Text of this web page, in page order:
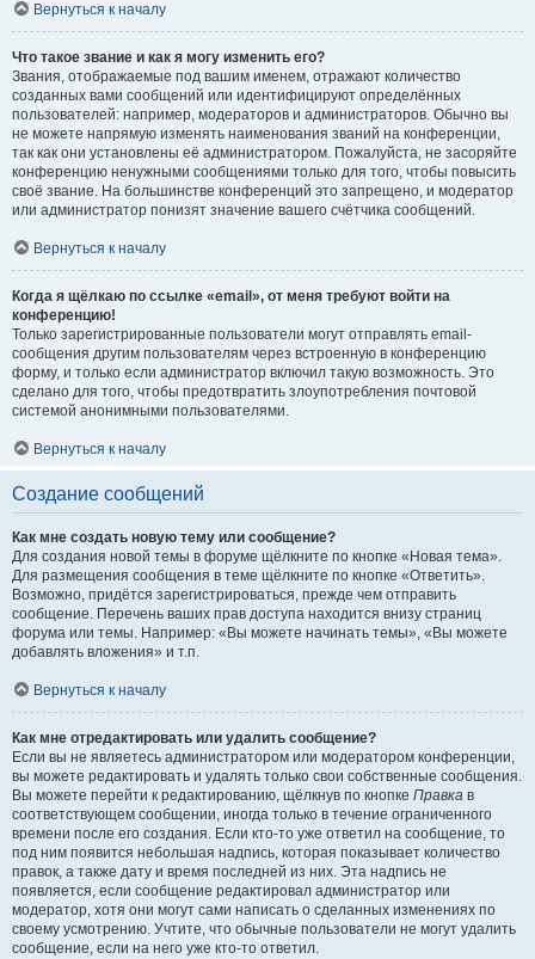
Вернуться к началу
Что такое звание и как я могу изменить его?
Звания, отображаемые под вашим именем, отражают количество
созданных вами сообщений или идентифицируют определённых
пользователей: например, модераторов и администраторов. Обычно вы
не можете напрямую изменять наименования званий на конференции,
так как они установлены её администратором. Пожалуйста, не засоряйте
конференцию ненужными сообщениями только для того, чтобы повысить
своё звание. На большинстве конференций это запрещено, и модератор
или администратор понизят значение вашего счётчика сообщений.
Вернуться к началу
Когда я щёлкаю по ссылке «email», от меня требуют войти на
конференцию!
Только зарегистрированные пользователи могут отправлять email-
сообщения другим пользователям через встроенную в конференцию
форму, и только если администратор включил такую возможность. Это
сделано для того, чтобы предотвратить злоупотребления почтовой
системой анонимными пользователями.
Вернуться к началу
Создание сообщений
Как мне создать новую тему или сообщение?
Для создания новой темы в форуме щёлкните по кнопке «Новая тема».
Для размещения сообщения в теме щёлкните по кнопке «Ответить».
Возможно, придётся зарегистрироваться, прежде чем отправить
сообщение. Перечень ваших прав доступа находится внизу страниц
форума или темы. Например: «Вы можете начинать темы», «Вы можете
добавлять вложения» и т.п.
Вернуться к началу
Как мне отредактировать или удалить сообщение?
Если вы не являетесь администратором или модератором конференции,
вы можете редактировать и удалять только свои собственные сообщения.
Вы можете перейти к редактированию, щёлкнув по кнопке Правка в
соответствующем сообщении, иногда только в течение ограниченного
времени после его создания. Если кто-то уже ответил на сообщение, то
под ним появится небольшая надпись, которая показывает количество
правок, а также дату и время последней из них. Эта надпись не
появляется, если сообщение редактировал администратор или
модератор, хотя они могут сами написать о сделанных изменениях по
своему усмотрению. Учтите, что обычные пользователи не могут удалить
сообщение, если на него уже кто-то ответил.